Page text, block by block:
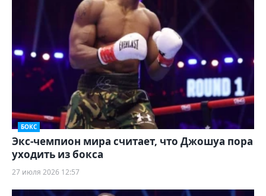
БОКС
Экс-чемпион мира считает, что Джошуа пора
уходить из бокса
27 июля 2026 12:57